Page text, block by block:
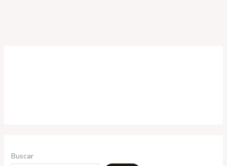
Buscar